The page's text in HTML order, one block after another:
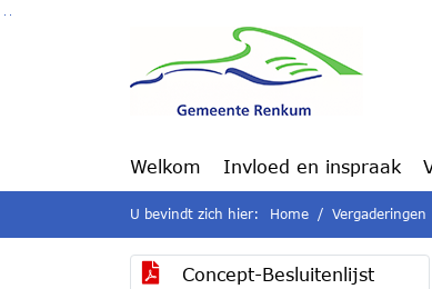
Ga naar de inhoud van deze pagina
Welkom Invloed en inspraak
U bevindt zich hier: Home Vergaderingen
Concept-Besluitenlijst